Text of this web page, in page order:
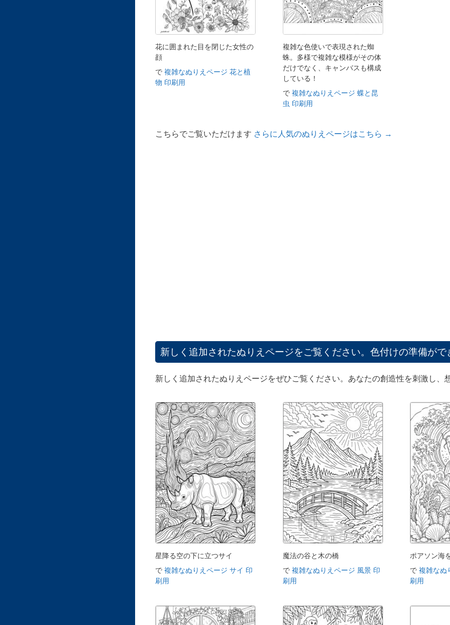
花に囲まれた目を閉じた女性の
顔
で 複雑なぬりえページ 花と植
物 印刷用
複雑な色使いで表現された蜘
蛛。多様で複雑な模様がその体
だけでなく、キャンバスも構成
している！
で 複雑なぬりえページ 蝶と昆
虫 印刷用
こちらでご覧いただけます さらに人気のぬりえページはこちら →
新しく追加されたぬりえページをご覧ください。色付けの準備がで
新しく追加されたぬりえページをぜひご覧ください。あなたの創造性を刺激し、
星降る空の下に立つサイ
で 複雑なぬりえページ サイ 印
刷用
魔法の谷と木の橋
で 複雑なぬりえページ 風景 印
刷用
ポアソン海
で複雑なぬ
刷用